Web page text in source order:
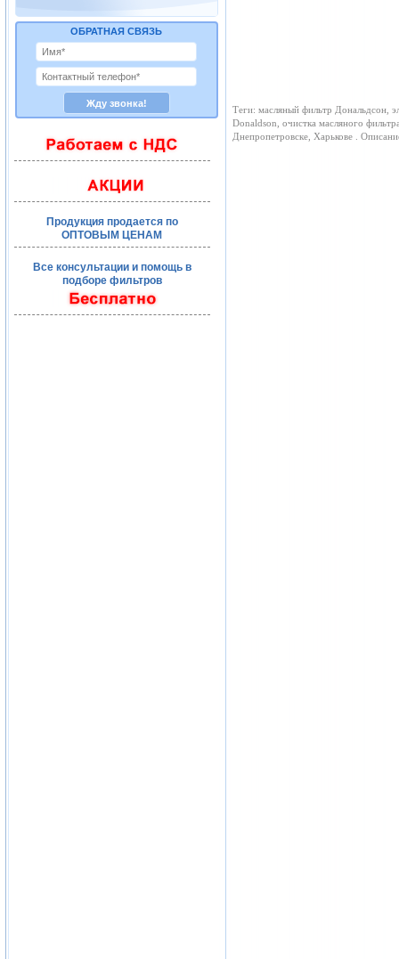
ОБРАТНАЯ СВЯЗЬ
Продукция продается по
ОПТОВЫМ ЦЕНАМ
Все консультации и помощь в
подборе фильтров
Теги: масляный фильтр Дональдсон,
Donaldson, очистка масляного
Днепропетровске, Харькове .